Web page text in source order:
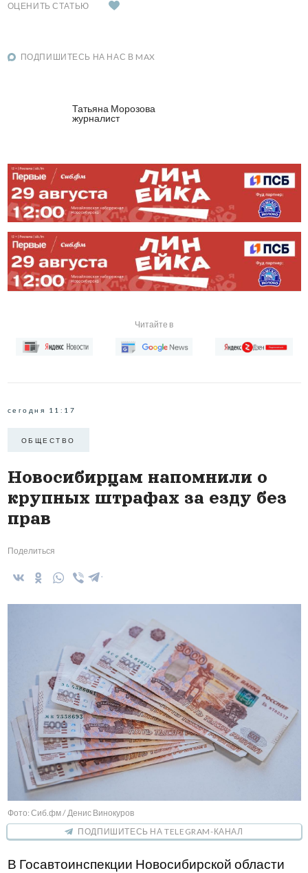
ОЦЕНИТЬ СТАТЬЮ
ПОДПИШИТЕСЬ НА НАС В MAX
Татьяна Морозова
журналист
Читайте в
сегодня 11:17
ОБЩЕСТВО
Новосибирцам напомнили о
крупных штрафах за езду без
прав
Поделиться
Фото: Сиб.фм / Денис Винокуров
ПОДПИШИТЕСЬ НА TELEGRAM-КАНАЛ
В Госавтоинспекции Новосибирской области